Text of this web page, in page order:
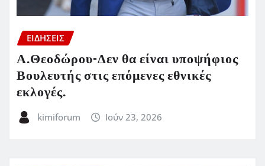
ΕΙΔΗΣΕΙΣ
Α.Θεοδώρου-Δεν θα είναι υποψήφιος
Βουλευτής στις επόμενες εθνικές
εκλογές.
kimiforum Ιούν 23, 2026